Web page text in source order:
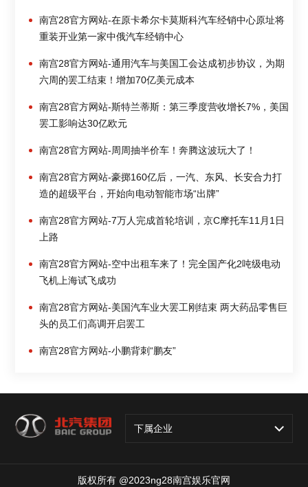
南宫28官方网站-在原卡希尔卡莫斯科汽车经销中心原址将
重装开业第一家中俄汽车经销中心
南宫28官方网站-通用汽车与美国工会达成初步协议，为期
六周的罢工结束！增加70亿美元成本
南宫28官方网站-斯特兰蒂斯：第三季度营收增长7%，美国
罢工影响达30亿欧元
南宫28官方网站-周周抽半价车！奔腾这波玩大了！
南宫28官方网站-豪掷160亿后，一汽、东风、长安合力打
造的超级平台，开始向电动智能市场“出牌”
南宫28官方网站-7万人完成首轮培训，京C摩托车11月1日
上路
南宫28官方网站-空中出租车来了！完全国产化2吨级电动
飞机上海试飞成功
南宫28官方网站-美国汽车业大罢工刚结束 两大药品零售巨
头的员工们高调开启罢工
南宫28官方网站-小鹏背刺“鹏友”
下属企业
版权所有 @2023ng28南宫娱乐官网